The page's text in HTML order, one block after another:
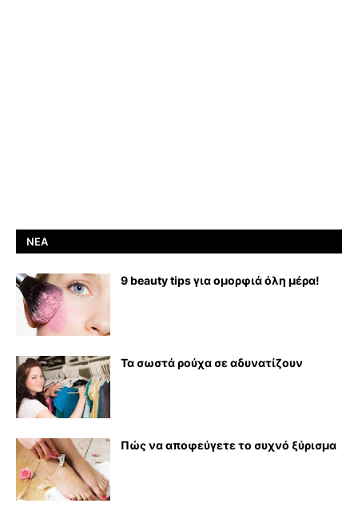
ΝΈΑ
9 beauty tips για ομορφιά όλη μέρα!
Τα σωστά ρούχα σε αδυνατίζουν
Πώς να αποφεύγετε το συχνό ξύρισμα